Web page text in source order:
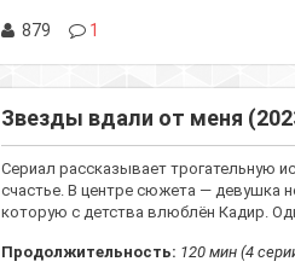
879 1
Звезды вдали от меня
Сериал рассказывает трогательную
счастье. В центре сюжета — девушка
которую с детства влюблён Кадир.
Продолжительность: 120 мин (4